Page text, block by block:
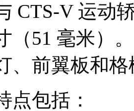
CTS-V 运动
（51 毫米）
、前翼板和
点包括：